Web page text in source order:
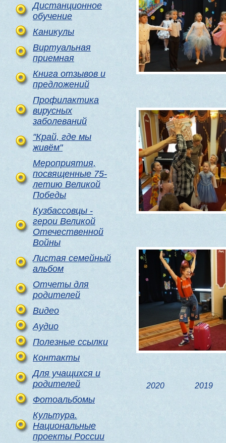
Дистанционное
обучение
Каникулы
Виртуальная
приемная
Книга отзывов и
предложений
Профилактика
вирусных
заболеваний
"Край, где мы
живём"
Мероприятия,
посвященные 75-
летию Великой
Победы
Кузбассовцы -
герои Великой
Отечественной
Войны
Листая семейный
альбом
Отчеты для
родителей
Видео
Аудио
Полезные ссылки
Контакты
Для учащихся и
родителей
Фотоальбомы
Культура.
Национальные
проекты России
2020 2019